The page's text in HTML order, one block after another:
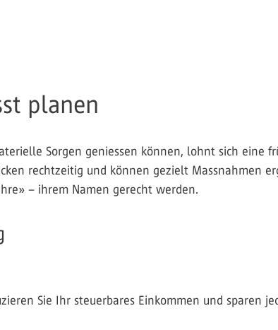
planen
Sorgen geniessen können, lohnt sich eine
rechtzeitig und können gezielt Massnahmen
– ihrem Namen gerecht werden.
Sie Ihr steuerbares Einkommen und sparen